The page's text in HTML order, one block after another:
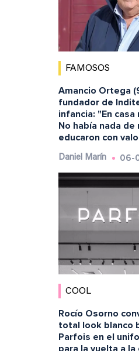
FAMOSOS
Amancio Ortega
fundador de
infancia: "En casa
No había nada de
educaron con
Daniel Marín 06-
COOL
Rocío Osorno
total look blanco
Parfois en el
para la vuelta a la